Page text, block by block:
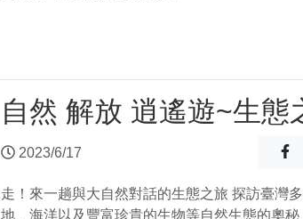
自然 解放 逍遙遊~生態
2023/6/17 分
走！來一趟與大自然對話的生態之旅 探訪臺灣
地、海洋以及豐富珍貴的生物等自然生態的奧